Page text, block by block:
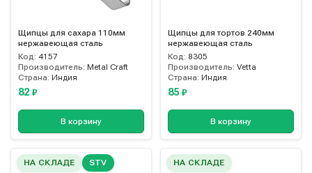
Щипцы для сахара 110мм
нержавеющая сталь
Код: 4157
Производитель: Metal Craft
Страна: Индия
82 ₽
В корзину
Щипцы для тортов 240мм
нержавеющая сталь
Код: 8305
Производитель: Vetta
Страна: Индия
85 ₽
В корзину
НА СКЛАДЕ STV НА СКЛАДЕ